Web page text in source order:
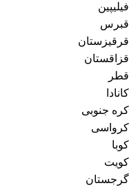
فیلیپین
قبرس
قرقیزستان
قزاقستان
قطر
کانادا
کره جنوبی
کرواسی
کوبا
کویت
گرجستان